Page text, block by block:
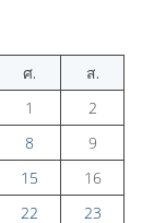
ศ.
ส.
1
2
8
9
15
16
22
23